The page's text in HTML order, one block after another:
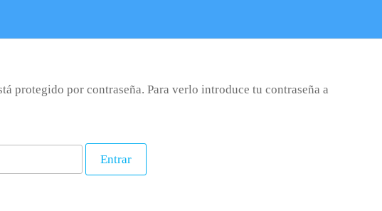
protegido por contraseña. Para verlo introduce tu contraseña a